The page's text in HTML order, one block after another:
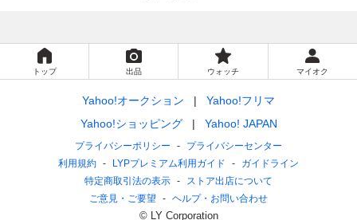
トップ 出品 ウォッチ マイオク
Yahoo!オークション
Yahoo!フリマ
Yahoo!ショッピング
Yahoo! JAPAN
プライバシーポリシー
プライバシーセンター
利用規約
LYPプレミアム利用ガイド
ガイドライン
特定商取引法の表示
ストア出店について
ご意見・ご要望
ヘルプ・お問い合わせ
© LY Corporation